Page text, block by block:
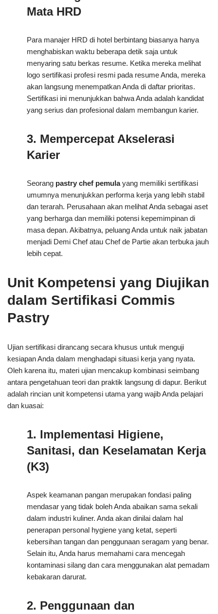
Mata HRD
Para manajer HRD di hotel berbintang biasanya hanya
menghabiskan waktu beberapa detik saja untuk
menyaring satu berkas resume. Ketika mereka melihat
logo sertifikasi profesi resmi pada resume Anda, mereka
akan langsung menempatkan Anda di daftar prioritas.
Sertifikasi ini menunjukkan bahwa Anda adalah kandidat
yang serius dan profesional dalam membangun karier.
3. Mempercepat Akselerasi
Karier
Seorang pastry chef pemulayang memiliki sertifikasi
umumnya menunjukkan performa kerja yang lebih stabil
dan terarah. Perusahaan akan melihat Anda sebagai aset
yang berharga dan memiliki potensi kepemimpinan di
masa depan. Akibatnya, peluang Anda untuk naik jabatan
menjadi Demi Chef atau Chef de Partie akan terbuka jauh
lebih cepat.
Unit Kompetensi yang Diujikan
dalam Sertifikasi Commis
Pastry
Ujian sertifikasi dirancang secara khusus untuk menguji
kesiapan Anda dalam menghadapi situasi kerja yang nyata.
Oleh karena itu, materi ujian mencakup kombinasi seimbang
antara pengetahuan teori dan praktik langsung di dapur. Berikut
adalah rincian unit kompetensi utama yang wajib Anda pelajari
dan kuasai:
1. Implementasi Higiene,
Sanitasi, dan Keselamatan Kerja
(K3)
Aspek keamanan pangan merupakan fondasi paling
mendasar yang tidak boleh Anda abaikan sama sekali
dalam industri kuliner. Anda akan dinilai dalam hal
penerapan personal hygiene yang ketat, seperti
kebersihan tangan dan penggunaan seragam yang benar.
Selain itu, Anda harus memahami cara mencegah
kontaminasi silang dan cara menggunakan alat pemadam
kebakaran darurat.
2. Penggunaan dan